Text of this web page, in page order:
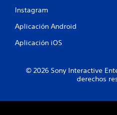
Instagram
Aplicación Android
Aplicación iOS
© 2026 Sony Interactive
derechos